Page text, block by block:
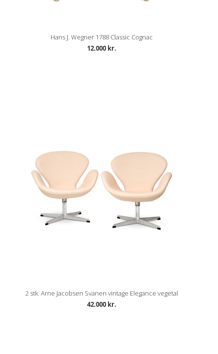
Hans J. Wegner 1788 Classic Cognac
12.000 kr.
2 stk. Arne Jacobsen Svanen vintage Elegance vegetal
42.000 kr.